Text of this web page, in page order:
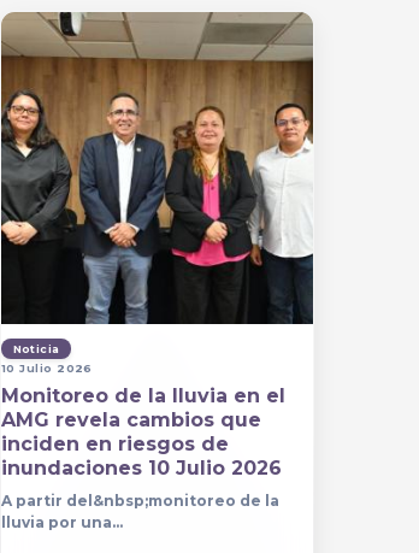
Noticia
10 Julio 2026
Monitoreo de la lluvia en el
AMG revela cambios que
inciden en riesgos de
inundaciones 10 Julio 2026
A partir del&nbsp;monitoreo de la
lluvia por una